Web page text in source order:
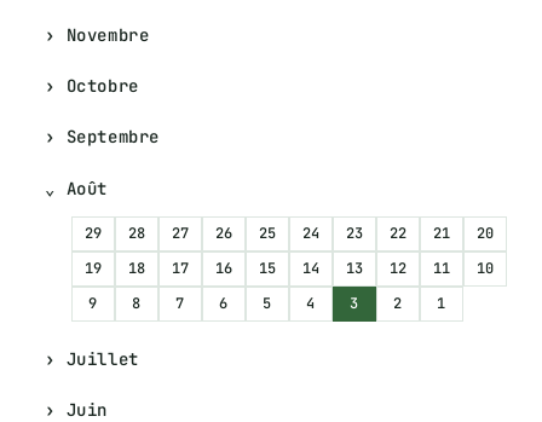
Novembre
Octobre
Septembre
Août
29 28 27 26 25 24 23 22 21
20
19
18 17 16 15 14 13 12 11
10
9
8 7 6 5 4 3 2 1
Juillet
Juin